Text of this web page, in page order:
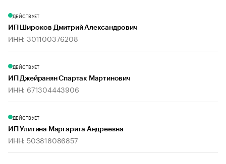
ДЕЙСТВУЕТ
ИП Широков Дмитрий Александрович
ИНН: 301100376208
ДЕЙСТВУЕТ
ИП Джейранян Спартак Мартинович
ИНН: 671304443906
ДЕЙСТВУЕТ
ИП Улитина Маргарита Андреевна
ИНН: 503818086857